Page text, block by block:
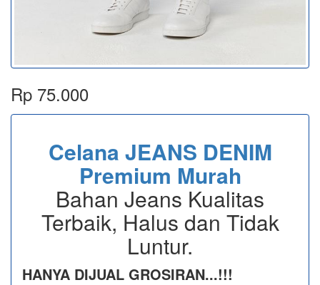
Rp 75.000
Celana JEANS DENIM
Premium Murah
Bahan Jeans Kualitas
Terbaik, Halus dan Tidak
Luntur.
HANYA DIJUAL GROSIRAN...!!!